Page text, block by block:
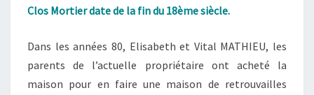
Clos Mortier date de la fin du 18ème siècle.
Dans les années 80, Elisabeth et Vital MATHIEU, les
parents de l’actuelle propriétaire ont acheté la
maison pour en faire une maison de retrouvailles